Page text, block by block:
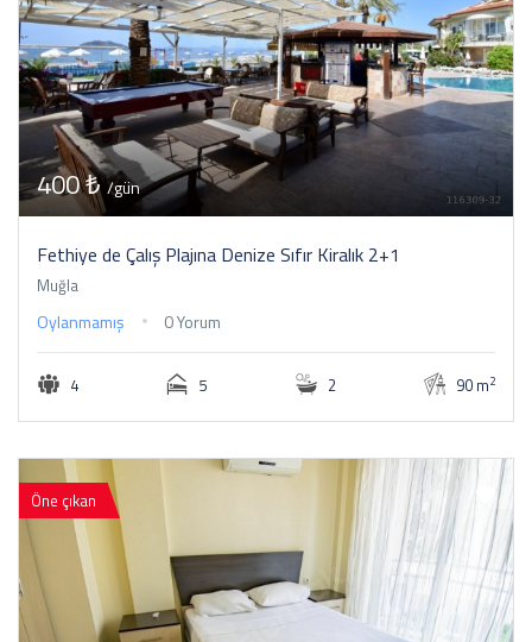
400 ₺/gün
Fethiye de Çalış Plajına Denize Sıfır Kiralık 2+1
Muğla
Oylanmamış 0 Yorum
4 5 2 90 m2
Öne çıkan